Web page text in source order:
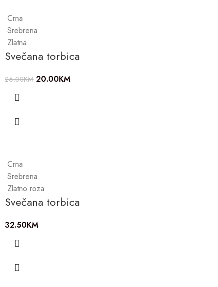
Crna
Srebrena
Zlatna
Svečana torbica
26.00KM 20.00KM
Crna
Srebrena
Zlatno roza
Svečana torbica
32.50KM